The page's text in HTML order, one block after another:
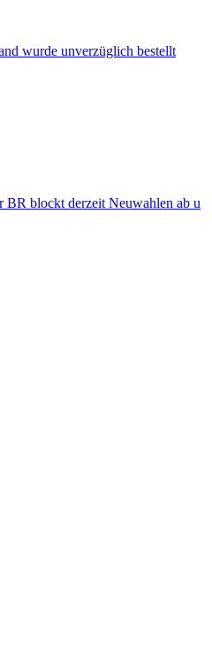
wurde unverzüglich bestellt
BR blockt derzeit Neuwahlen ab u